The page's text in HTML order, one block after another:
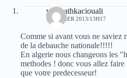
yuva athkaciouali
7 JANVIER 2013/13H17
Comme si avant vous ne saviez
de la debauche nationale!!!!!
En algerie nous changeons les
methodes ! donc vous allez faire
que votre predecesseur!